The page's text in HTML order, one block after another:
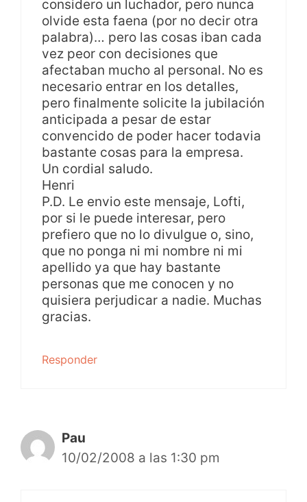
considero un luchador, pero nunca
olvide esta faena (por no decir otra
palabra)… pero las cosas iban cada
vez peor con decisiones que
afectaban mucho al personal. No es
necesario entrar en los detalles,
pero finalmente solicite la jubilación
anticipada a pesar de estar
convencido de poder hacer todavia
bastante cosas para la empresa.
Un cordial saludo.
Henri
P.D. Le envio este mensaje, Lofti,
por si le puede interesar, pero
prefiero que no lo divulgue o, sino,
que no ponga ni mi nombre ni mi
apellido ya que hay bastante
personas que me conocen y no
quisiera perjudicar a nadie. Muchas
gracias.
Responder
Pau
10/02/2008 a las 1:30 pm